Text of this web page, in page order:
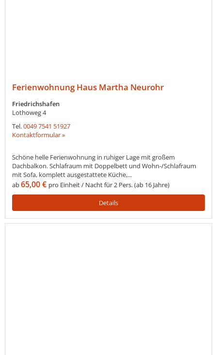
Ferienwohnung Haus Martha Neurohr
Friedrichshafen
Lothoweg 4
Tel.0049 7541 51927
Kontaktformular »
Schöne helle Ferienwohnung in ruhiger Lage mit großem
Dachbalkon. Schlafraum mit Doppelbett und Wohn-/Schlafraum
mit Sofa, komplett ausgestattete Küche,...
ab65,00 € pro Einheit / Nacht für 2 Pers. (ab 16 Jahre)
Details